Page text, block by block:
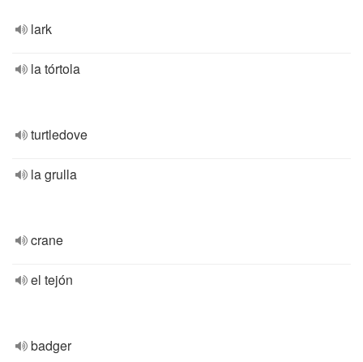
lark
la tórtola
turtledove
la grulla
crane
el tejón
badger